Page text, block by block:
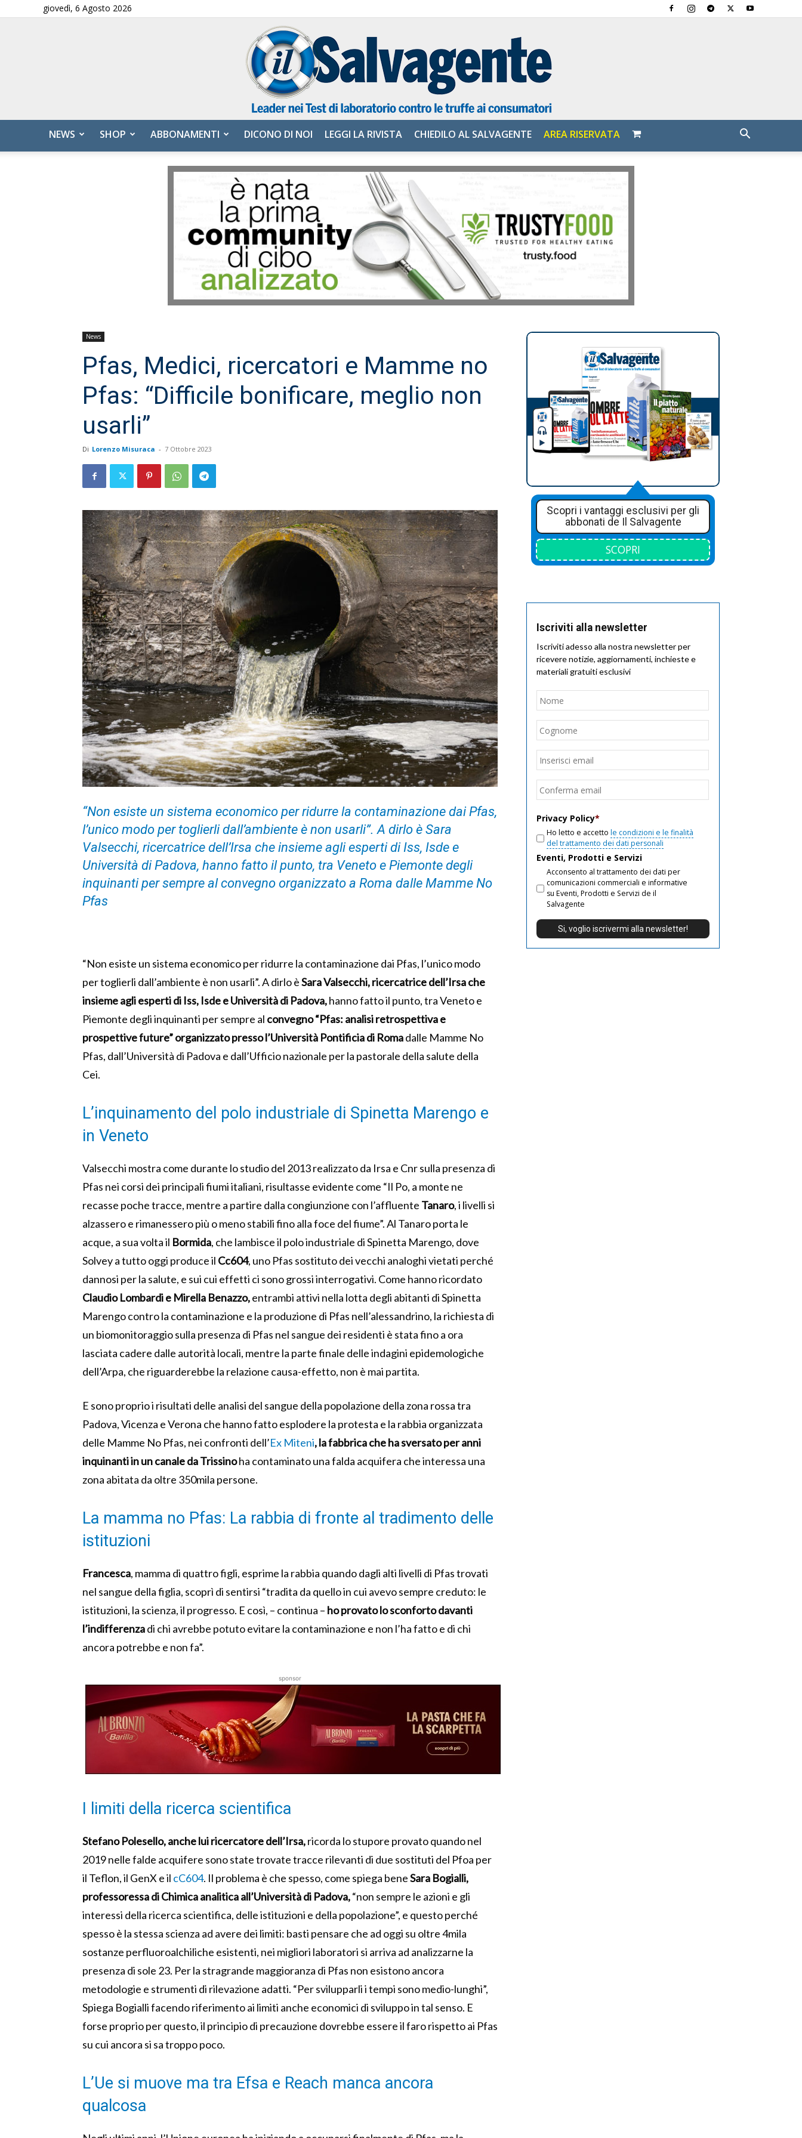
giovedì, 6 Agosto 2026
Salvagente
NEWS SHOP ABBONAMENTI DICONO DI NOI LEGGI LA RIVISTA CHIEDILO AL SALVAGENTE AREA RISERVATA
News
Pfas, Medici, ricercatori e Mamme no
Pfas: “Difficile bonificare, meglio non
usarli”
Di Lorenzo Misuraca - 7 Ottobre 2023
“Non esiste un sistema economico per ridurre la contaminazione dai Pfas,
l’unico modo per toglierli dall’ambiente è non usarli”. A dirlo è Sara
Valsecchi, ricercatrice dell’Irsa che insieme agli esperti di Iss, Isde e
Università di Padova, hanno fatto il punto, tra Veneto e Piemonte degli
inquinanti per sempre al convegno organizzato a Roma dalle Mamme No
Pfas
“Non esiste un sistema economico per ridurre la contaminazione dai Pfas, l’unico modo
per toglierli dall’ambiente è non usarli”. A dirlo èSara Valsecchi, ricercatrice dell’Irsa che
insieme agli esperti di Iss, Isde e Università di Padova,hanno fatto il punto, tra Veneto e
Piemonte degli inquinanti per sempre al convegno “Pfas: analisi retrospettiva e
prospettive future” organizzato presso l’Università Pontificia di Romadalle Mamme No
Pfas, dall’Università di Padova e dall’Ufficio nazionale per la pastorale della salute della
Cei.
L’inquinamento del polo industriale di Spinetta Marengo e
in Veneto
Valsecchi mostra come durante lo studio del 2013 realizzato da Irsa e Cnr sulla presenza di
Pfas nei corsi dei principali fiumi italiani, risultasse evidente come “Il Po, a monte ne
recasse poche tracce, mentre a partire dalla congiunzione con l’affluente Tanaro, i livelli si
alzassero e rimanessero più o meno stabili fino alla foce del fiume”. Al Tanaro porta le
acque, a sua volta il Bormida, che lambisce il polo industriale di Spinetta Marengo, dove
Solvey a tutto oggi produce il Cc604, uno Pfas sostituto dei vecchi analoghi vietati perché
dannosi per la salute, e sui cui effetti ci sono grossi interrogativi. Come hanno ricordato
Claudio Lombardi e Mirella Benazzo,entrambi attivi nella lotta degli abitanti di Spinetta
Marengo contro la contaminazione e la produzione di Pfas nell’alessandrino, la richiesta di
un biomonitoraggio sulla presenza di Pfas nel sangue dei residenti è stata fino a ora
lasciata cadere dalle autorità locali, mentre la parte finale delle indagini epidemologiche
dell’Arpa, che riguarderebbe la relazione causa-effetto, non è mai partita.
E sono proprio i risultati delle analisi del sangue della popolazione della zona rossa tra
Padova, Vicenza e Verona che hanno fatto esplodere la protesta e la rabbia organizzata
delle Mamme No Pfas, nei confronti dell’Ex Miteni, la fabbrica che ha sversato per anni
inquinanti in un canale da Trissinoha contaminato una falda acquifera che interessa una
zona abitata da oltre 350mila persone.
La mamma no Pfas: La rabbia di fronte al tradimento delle
istituzioni
Francesca, mamma di quattro figli, esprime la rabbia quando dagli alti livelli di Pfas trovati
nel sangue della figlia, scoprì di sentirsi “tradita da quello in cui avevo sempre creduto: le
istituzioni, la scienza, il progresso. E così, – continua – ho provato lo sconforto davanti
l’indifferenzadi chi avrebbe potuto evitare la contaminazione e non l’ha fatto e di chi
ancora potrebbe e non fa”.
sponsor
I limiti della ricerca scientifica
Stefano Polesello, anche lui ricercatore dell’Irsa,ricorda lo stupore provato quando nel
2019 nelle falde acquifere sono state trovate tracce rilevanti di due sostituti del Pfoa per
il Teflon, il GenX e il cC604. Il problema è che spesso, come spiega beneSara Bogialli,
professoressa di Chimica analitica all’Università di Padova,“non sempre le azioni e gli
interessi della ricerca scientifica, delle istituzioni e della popolazione”, e questo perché
spesso è la stessa scienza ad avere dei limiti: basti pensare che ad oggi su oltre 4mila
sostanze perfluoroalchiliche esistenti, nei migliori laboratori si arriva ad analizzarne la
presenza di sole 23. Per la stragrande maggioranza di Pfas non esistono ancora
metodologie e strumenti di rilevazione adatti. “Per svilupparli i tempi sono medio-lunghi”,
Spiega Bogialli facendo riferimento ai limiti anche economici di sviluppo in tal senso. E
forse proprio per questo, il principio di precauzione dovrebbe essere il faro rispetto ai Pfas
su cui ancora si sa troppo poco.
L’Ue si muove ma tra Efsa e Reach manca ancora
qualcosa
Scopri i vantaggi esclusivi per gli
abbonati de Il Salvagente
SCOPRI
Iscriviti alla newsletter
Iscriviti adesso alla nostra newsletter per
ricevere notizie, aggiornamenti, inchieste e
materiali gratuiti esclusivi
Nome
Email
Privacy Policy*
Ho letto e accetto le condizioni e le finalità
del trattamento dei dati personali
Eventi, Prodotti e Servizi
Acconsento al trattamento dei dati per
comunicazioni commerciali e informative
su Eventi, Prodotti e Servizi de il
Salvagente